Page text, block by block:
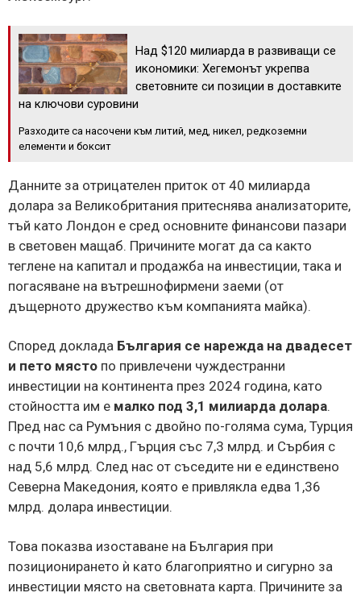
Над $120 милиарда в развиващи се
икономики: Хегемонът укрепва
световните си позиции в доставките
на ключови суровини
Разходите са насочени към литий, мед, никел, редкоземни
елементи и боксит
Данните за отрицателен приток от 40 милиарда
долара за Великобритания притеснява анализаторите,
тъй като Лондон е сред основните финансови пазари
в световен мащаб. Причините могат да са както
теглене на капитал и продажба на инвестиции, така и
погасяване на вътрешнофирмени заеми (от
дъщерното дружество към компанията майка).
Според доклада България се нарежда на двадесет
и пето място по привлечени чуждестранни
инвестиции на континента през 2024 година, като
стойността им е малко под 3,1 милиарда долара.
Пред нас са Румъния с двойно по-голяма сума, Турция
с почти 10,6 млрд., Гърция със 7,3 млрд. и Сърбия с
над 5,6 млрд. След нас от съседите ни е единствено
Северна Македония, която е привлякла едва 1,36
млрд. долара инвестиции.
Това показва изоставане на България при
позиционирането ѝ като благоприятно и сигурно за
инвестиции място на световната карта. Причините за